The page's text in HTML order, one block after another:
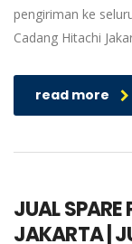
pengiriman ke
Cadang Hitachi
read more
JUAL SPARE
JAKARTA |